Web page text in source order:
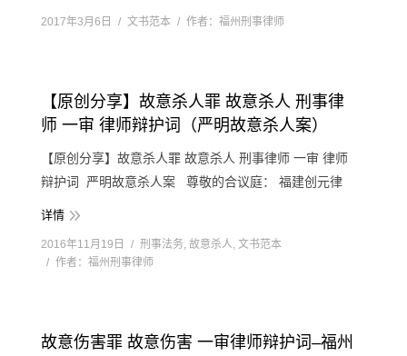
2017年3月6日 文书范本 作者： 福州刑事律师
【原创分享】故意杀人罪 故意杀人 刑事律
师 一审 律师辩护词（严明故意杀人案）
【原创分享】故意杀人罪 故意杀人 刑事律师 一审 律师
辩护词 严明故意杀人案 尊敬的合议庭： 福建创元律
详情
2016年11月19日 刑事法务, 故意杀人, 文书范本
作者： 福州刑事律师
故意伤害罪 故意伤害 一审律师辩护词–福州